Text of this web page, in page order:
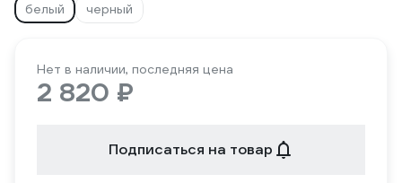
белый
черный
Нет в наличии, последняя цена
2 820 ₽
Подписаться на товар